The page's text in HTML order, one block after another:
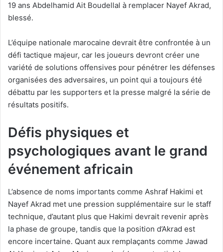
19 ans Abdelhamid Ait Boudellal à remplacer Nayef Akrad,
blessé.
L’équipe nationale marocaine devrait être confrontée à un
défi tactique majeur, car les joueurs devront créer une
variété de solutions offensives pour pénétrer les défenses
organisées des adversaires, un point qui a toujours été
débattu par les supporters et la presse malgré la série de
résultats positifs.
Défis physiques et
psychologiques avant le grand
événement africain
L’absence de noms importants comme Ashraf Hakimi et
Nayef Akrad met une pression supplémentaire sur le staff
technique, d’autant plus que Hakimi devrait revenir après
la phase de groupe, tandis que la position d’Akrad est
encore incertaine. Quant aux remplaçants comme Jawad